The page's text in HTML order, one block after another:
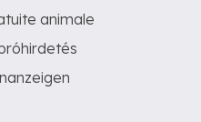
animale